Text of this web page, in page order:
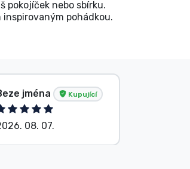
pokojíček nebo sbírku.
pohádkou.
jména Kupující
08. 07.